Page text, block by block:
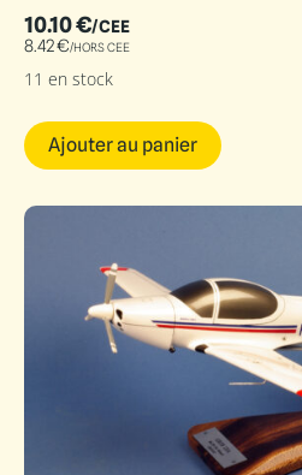
10.10€/CEE
8.42€/HORS CEE
11 en stock
Ajouter au panier